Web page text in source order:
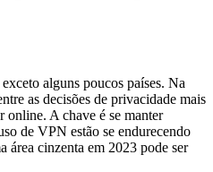
alguns poucos países. Na
as decisões de privacidade mais
online. A chave é se manter
de VPN estão se endurecendo
área cinzenta em 2023 pode ser